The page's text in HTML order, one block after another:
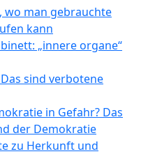
wo man gebrauchte
kann
„innere organe“
sind verbotene
in Gefahr? Das
der Demokratie
zu Herkunft und